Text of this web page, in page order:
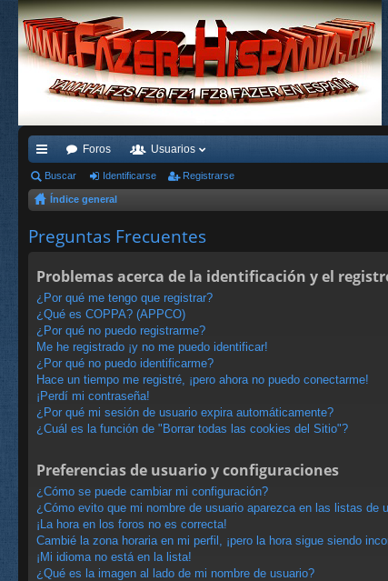
nl
ac
es
pi
do
s
Foros Usuarios
Buscar Identificarse Registrarse
Índice general
Preguntas Frecuentes
Problemas acerca de la identificación y el
¿Por qué me tengo que registrar?
¿Qué es COPPA? (APPCO)
¿Por qué no puedo registrarme?
Me he registrado ¡y no me puedo identificar!
¿Por qué no puedo identificarme?
Hace un tiempo me registré, ¡pero ahora no puedo conectarme!
¡Perdí mi contraseña!
¿Por qué mi sesión de usuario expira automáticamente?
¿Cuál es la función de "Borrar todas las cookies del Sitio"?
Preferencias de usuario y configuraciones
¿Cómo se puede cambiar mi configuración?
¿Cómo evito que mi nombre de usuario aparezca en las listas de
¡La hora en los foros no es correcta!
Cambié la zona horaria en mi perfil, ¡pero la hora sigue siendo
¡Mi idioma no está en la lista!
¿Qué es la imagen al lado de mi nombre de usuario?